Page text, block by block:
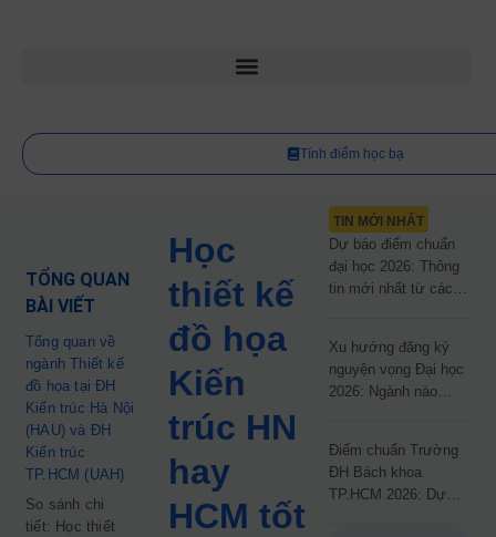
Tính điểm học bạ
TỔNG QUAN
BÀI VIẾT
Tổng quan về
ngành Thiết kế
đồ họa tại ĐH
Kiến trúc Hà Nội
(HAU) và ĐH
Kiến trúc
TP.HCM (UAH)
So sánh chi
tiết: Học thiết
Học
thiết kế
đồ họa
Kiến
trúc HN
hay
HCM tốt
TIN MỚI NHẤT
Dự báo điểm chuẩn
đại học 2026: Thông
tin mới nhất từ các
Xu hướng đăng ký
nguyện vọng Đại học
2026: Ngành nào
Điểm chuẩn Trường
ĐH Bách khoa
TP.HCM 2026: Dự